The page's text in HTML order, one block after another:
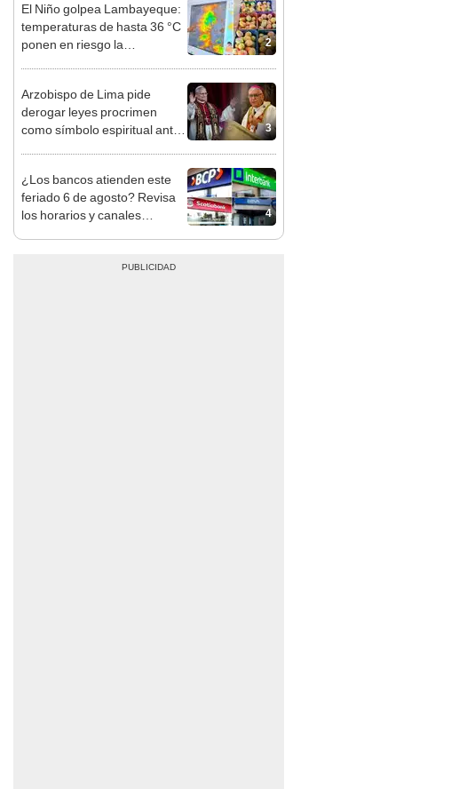
2
El Niño golpea Lambayeque:
temperaturas de hasta 36 °C
ponen en riesgo la
3
Arzobispo de Lima pide
derogar leyes procrimen
como símbolo espiritual ante
4
¿Los bancos atienden este
feriado 6 de agosto? Revisa
los horarios y canales